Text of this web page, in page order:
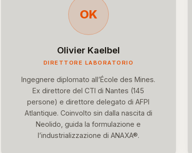
OK
Olivier Kaelbel
DIRETTORE LABORATORIO
Ingegnere diplomato all’École des Mines.
Ex direttore del CTI di Nantes (145
persone) e direttore delegato di AFPI
Atlantique. Coinvolto sin dalla nascita di
Neolido, guida la formulazione e
l’industrializzazione di ANAXA®.